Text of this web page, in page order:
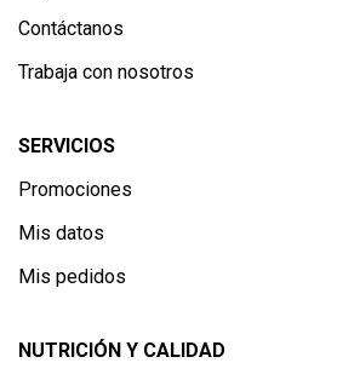
Contáctanos
Trabaja con nosotros
SERVICIOS
Promociones
Mis datos
Mis pedidos
NUTRICIÓN Y CALIDAD